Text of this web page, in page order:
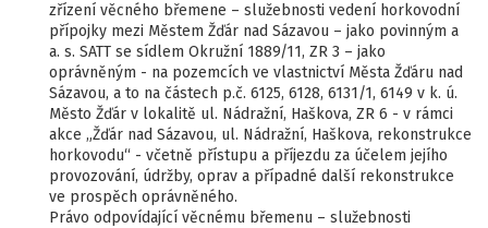
zřízení věcného břemene – služebnosti vedení horkovodní
přípojky mezi Městem Žďár nad Sázavou – jako povinným a
a. s. SATT se sídlem Okružní 1889/11, ZR 3 – jako
oprávněným - na pozemcích ve vlastnictví Města Žďáru nad
Sázavou, a to na částech p.č. 6125, 6128, 6131/1, 6149 v k. ú.
Město Žďár v lokalitě ul. Nádražní, Haškova, ZR 6 - v rámci
akce „Žďár nad Sázavou, ul. Nádražní, Haškova, rekonstrukce
horkovodu“ - včetně přístupu a příjezdu za účelem jejího
provozování, údržby, oprav a případné další rekonstrukce
ve prospěch oprávněného.
Právo odpovídající věcnému břemenu – služebnosti